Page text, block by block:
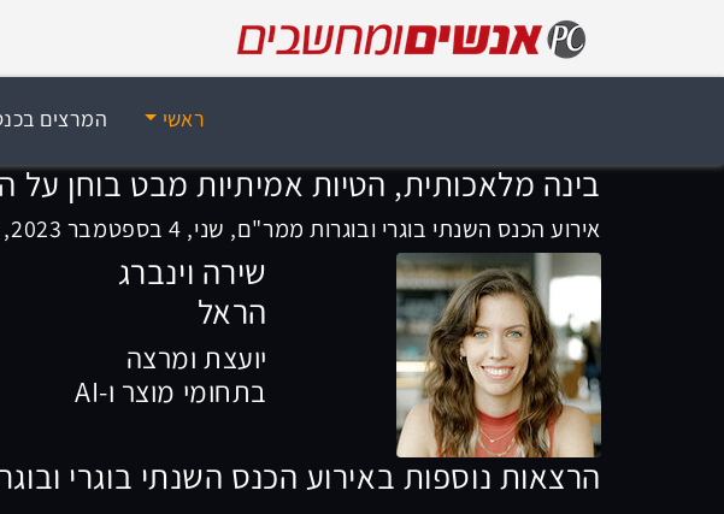
ראשי המרצים
בינה מלאכותית, הטיות אמיתיות מבט בוחן על
אירוע הכנס השנתי בוגרי ובוגרות ממר"ם, שני, 4 בספטמבר 2023, 14:00
שירה וינברג
הראל
יועצת ומרצה
בתחומי מוצר ו-AI
הרצאות נוספות באירוע הכנס השנתי בוגרי